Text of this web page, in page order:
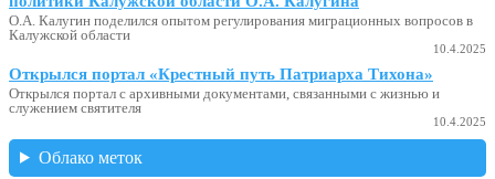
О.А. Калугин поделился опытом регулирования миграционных вопросов в
Калужской области
10.4.2025
Открылся портал «Крестный путь Патриарха Тихона»
Открылся портал с архивными документами, связанными с жизнью и
служением святителя
10.4.2025
Облако меток